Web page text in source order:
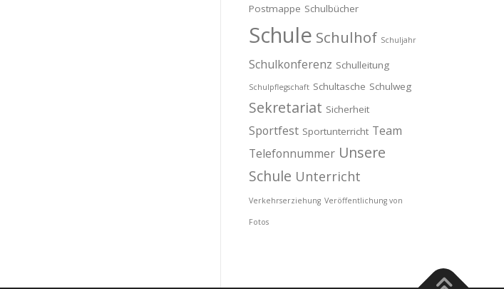
Postmappe Schulbücher
Schule Schulhof Schuljahr
Schulkonferenz Schulleitung
Schulpflegschaft Schultasche Schulweg
Sekretariat Sicherheit
Sportfest Sportunterricht Team
Telefonnummer Unsere
Schule Unterricht
Verkehrserziehung Veröffentlichung von
Fotos